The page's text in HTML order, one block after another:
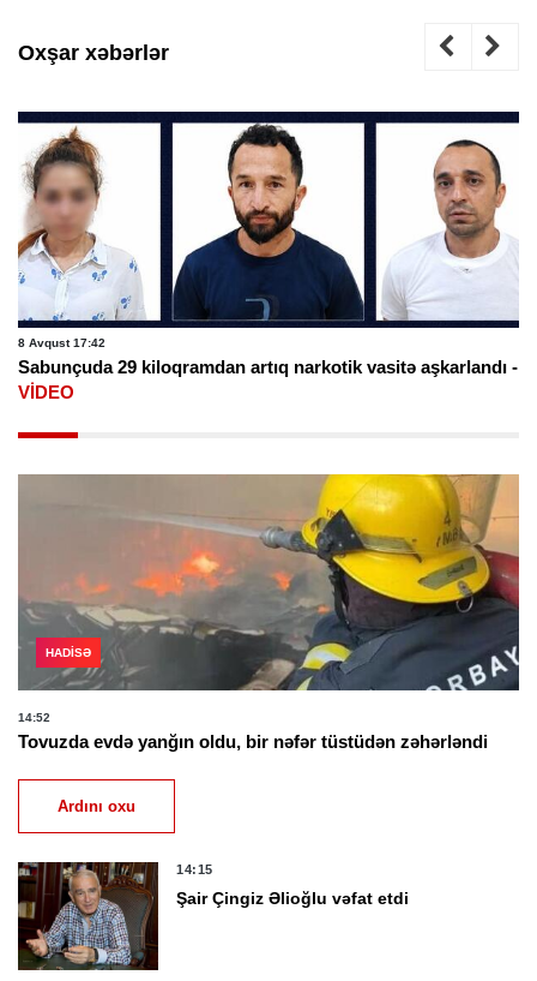
Oxşar xəbərlər
8 Avqust 17:42
Sabunçuda 29 kiloqramdan artıq narkotik vasitə aşkarlandı -
VİDEO
HADISƏ
14:52
Tovuzda evdə yanğın oldu, bir nəfər tüstüdən zəhərləndi
Ardını oxu
14:15
Şair Çingiz Əlioğlu vəfat etdi